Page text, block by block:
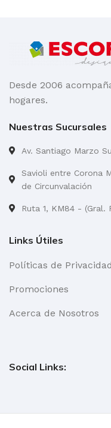
Desde 2006
hogares.
Nuestras Sucursales
Av. Santiago Marzo
Savioli entre Corona
de Circunvalación
Ruta 1, KM84 - (Gral.
Links Útiles
Políticas de Privacidad
Promociones
Acerca de Nosotros
Social Links: